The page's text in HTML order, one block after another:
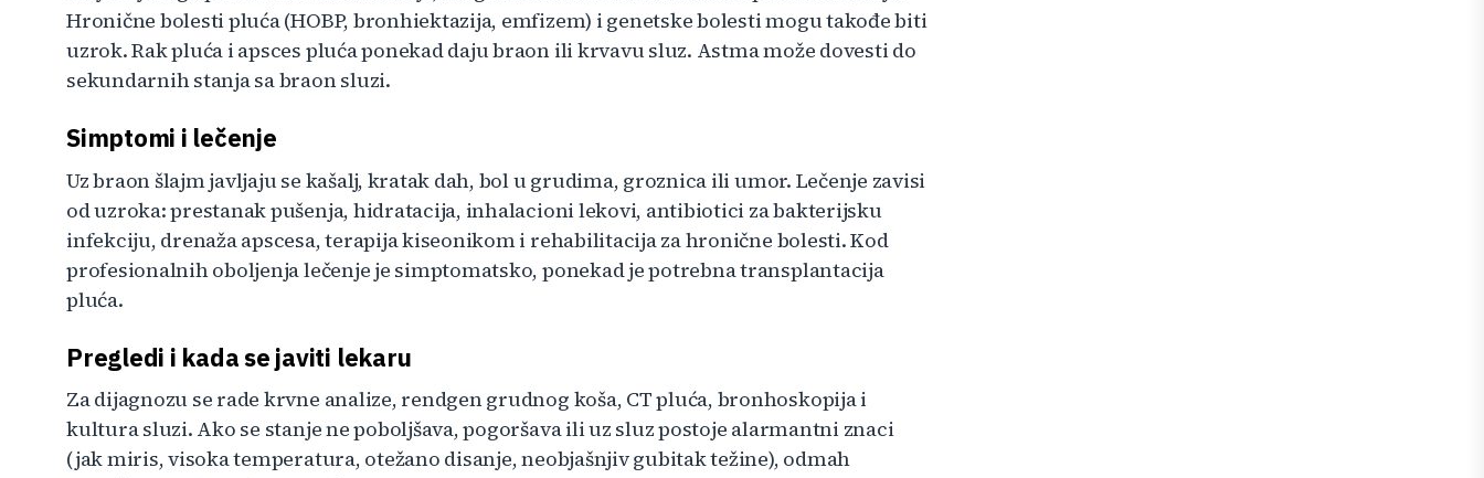
Hronične bolesti pluća (HOBP, bronhiektazija, emfizem) i genetske bolesti mogu takođe biti
uzrok. Rak pluća i apsces pluća ponekad daju braon ili krvavu sluz. Astma može dovesti do
sekundarnih stanja sa braon sluzi.
Simptomi i lečenje
Uz braon šlajm javljaju se kašalj, kratak dah, bol u grudima, groznica ili umor. Lečenje zavisi
od uzroka: prestanak pušenja, hidratacija, inhalacioni lekovi, antibiotici za bakterijsku
infekciju, drenaža apscesa, terapija kiseonikom i rehabilitacija za hronične bolesti. Kod
profesionalnih oboljenja lečenje je simptomatsko, ponekad je potrebna transplantacija
pluća.
Pregledi i kada se javiti lekaru
Za dijagnozu se rade krvne analize, rendgen grudnog koša, CT pluća, bronhoskopija i
kultura sluzi. Ako se stanje ne poboljšava, pogoršava ili uz sluz postoje alarmantni znaci
(jak miris, visoka temperatura, otežano disanje, neobjašnjiv gubitak težine), odmah